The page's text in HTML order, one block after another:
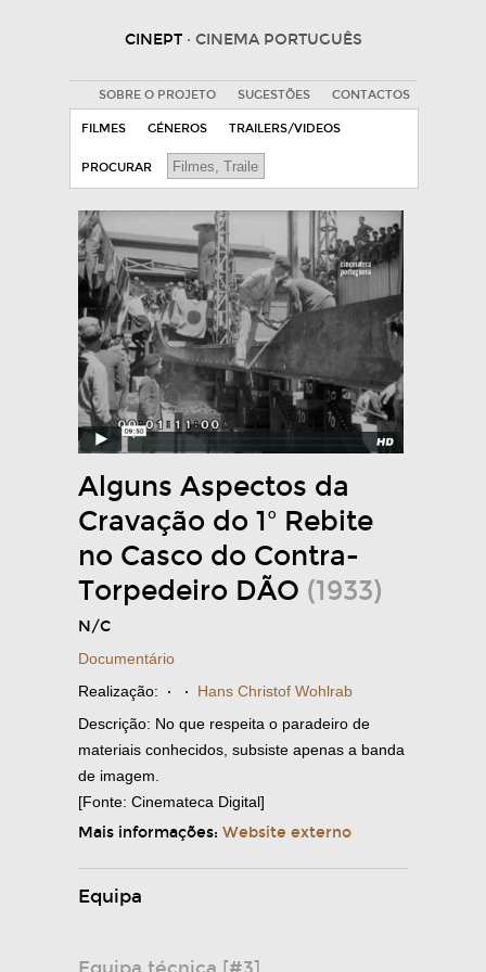
CINEPT · CINEMA PORTUGUÊS
SOBRE O PROJETO SUGESTÕES CONTACTOS
FILMES GÉNEROS TRAILERS/VIDEOS
PROCURAR
Alguns Aspectos da
Cravação do 1º Rebite
no Casco do Contra-
Torpedeiro DÃO (1933)
N/C
Documentário
Realização: · · Hans Christof Wohlrab
Descrição: No que respeita o paradeiro de
materiais conhecidos, subsiste apenas a banda
de imagem.
[Fonte: Cinemateca Digital]
Mais informações: Website externo
Equipa